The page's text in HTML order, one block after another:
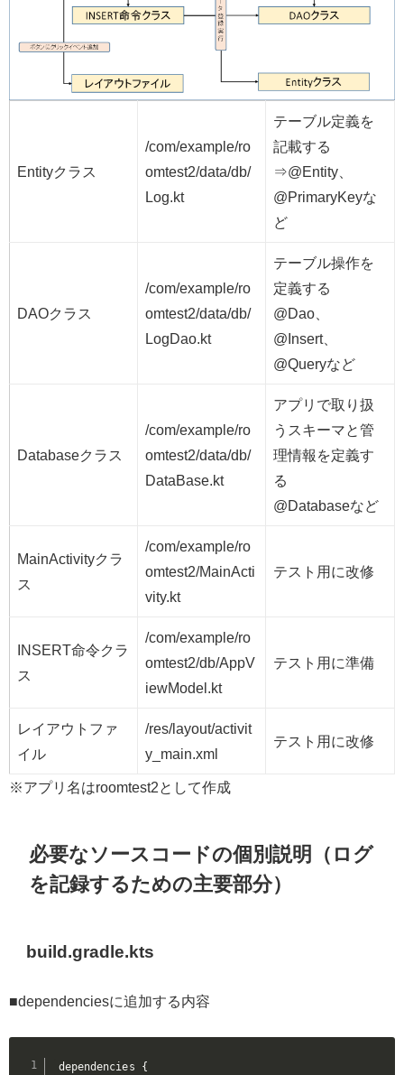
Entityクラス
/com/example/ro
omtest2/data/db/
Log.kt
テーブル定義を
記載する
⇒@Entity、
@PrimaryKeyな
ど
DAOクラス
/com/example/ro
omtest2/data/db/
LogDao.kt
テーブル操作を
定義する
@Dao、
@Insert、
@Queryなど
Databaseクラス
/com/example/ro
omtest2/data/db/
DataBase.kt
アプリで取り扱
うスキーマと管
理情報を定義す
る
@Databaseなど
MainActivityクラ
ス
/com/example/ro
omtest2/MainActi
vity.kt
テスト用に改修
INSERT命令クラ
ス
/com/example/ro
omtest2/db/AppV
iewModel.kt
テスト用に準備
レイアウトファ
イル
/res/layout/activit
y_main.xml
テスト用に改修
※アプリ名はroomtest2として作成
必要なソースコードの個別説明（ログ
を記録するための主要部分）
build.gradle.kts
■dependenciesに追加する内容
dependencies {